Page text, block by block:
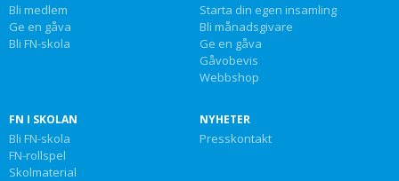
Bli medlem
Ge en gåva
Bli FN-skola
Starta din egen insamling
Bli månadsgivare
Ge en gåva
Gåvobevis
Webbshop
FN I SKOLAN
Bli FN-skola
FN-rollspel
Skolmaterial
NYHETER
Presskontakt